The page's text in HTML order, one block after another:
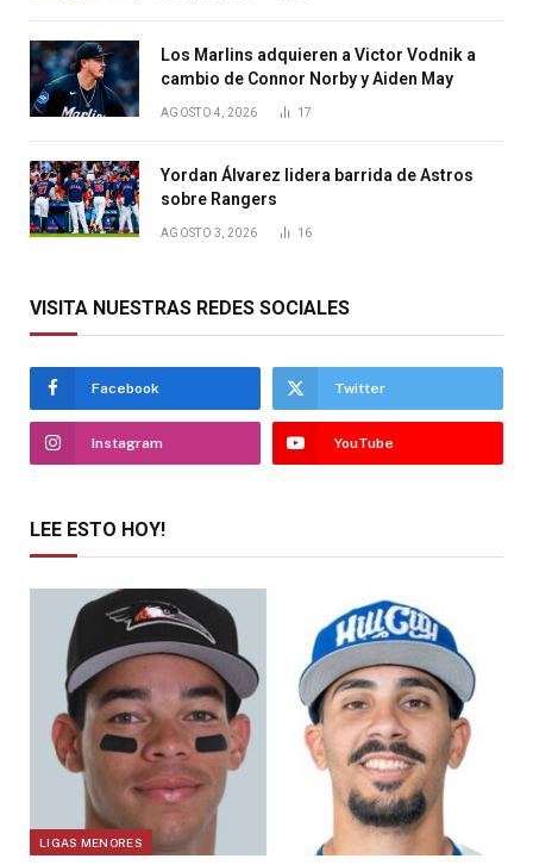
Los Marlins adquieren a Victor Vodnik a
cambio de Connor Norby y Aiden May
AGOSTO 4, 2026 17
Yordan Álvarez lidera barrida de Astros
sobre Rangers
AGOSTO 3, 2026 16
VISITA NUESTRAS REDES SOCIALES
Facebook Twitter
Instagram YouTube
LEE ESTO HOY!
LIGAS MENORES